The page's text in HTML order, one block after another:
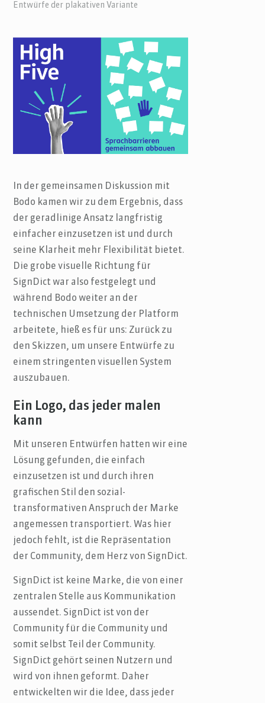
Entwürfe der plakativen Variante
In der gemeinsamen Diskussion mit
Bodo kamen wir zu dem Ergebnis, dass
der geradlinige Ansatz langfristig
einfacher einzusetzen ist und durch
seine Klarheit mehr Flexibilität bietet.
Die grobe visuelle Richtung für
SignDict war also festgelegt und
während Bodo weiter an der
technischen Umsetzung der Platform
arbeitete, hieß es für uns: Zurück zu
den Skizzen, um unsere Entwürfe zu
einem stringenten visuellen System
auszubauen.
Ein Logo, das jeder malen
kann
Mit unseren Entwürfen hatten wir eine
Lösung gefunden, die einfach
einzusetzen ist und durch ihren
grafischen Stil den sozial-
transformativen Anspruch der Marke
angemessen transportiert. Was hier
jedoch fehlt, ist die Repräsentation
der Community, dem Herz von SignDict.
SignDict ist keine Marke, die von einer
zentralen Stelle aus Kommunikation
aussendet. SignDict ist von der
Community für die Community und
somit selbst Teil der Community.
SignDict gehört seinen Nutzern und
wird von ihnen geformt. Daher
entwickelten wir die Idee, dass jeder